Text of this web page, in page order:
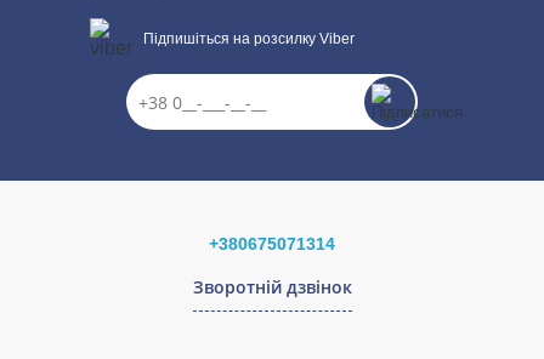
Ваш відгук
Підпишіться на розсилку Viber
+380675071314
Зворотній дзвінок